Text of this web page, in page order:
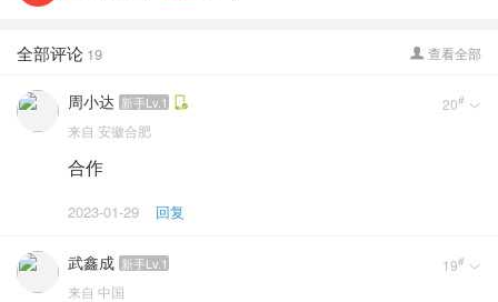
 查看全部
全部评论 19
周小达 新手Lv.1 20# 
来自 安徽合肥
合作
2023-01-29 回复
武鑫成 新手Lv.1 19# 
来自 中国